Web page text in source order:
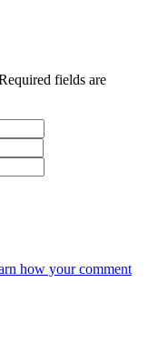
fields are
how your comment